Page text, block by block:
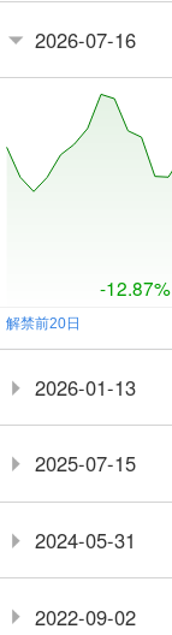
2026-07-16
-12.87%
2026-01-13
2025-07-15
2024-05-31
2022-09-02